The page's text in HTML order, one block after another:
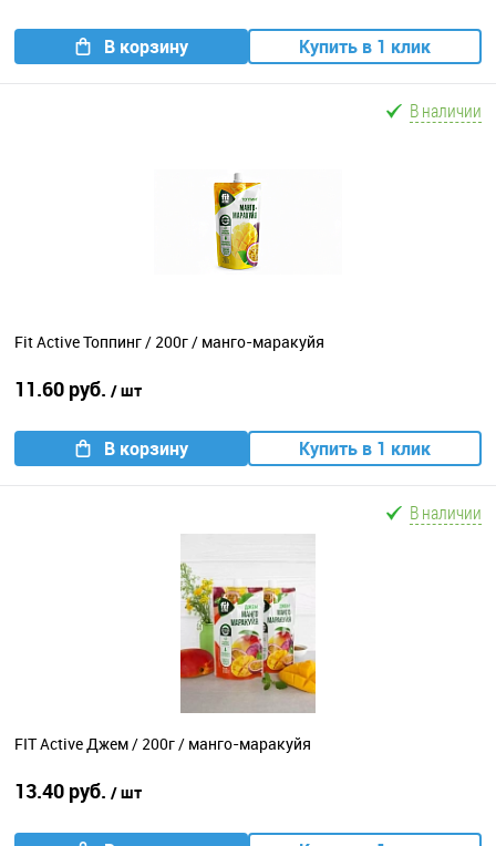
В корзину Купить в 1 клик
В наличии
Fit Active Топпинг / 200г / манго-маракуйя
11.60 руб. / шт
В корзину Купить в 1 клик
В наличии
FIT Active Джем / 200г / манго-маракуйя
13.40 руб. / шт